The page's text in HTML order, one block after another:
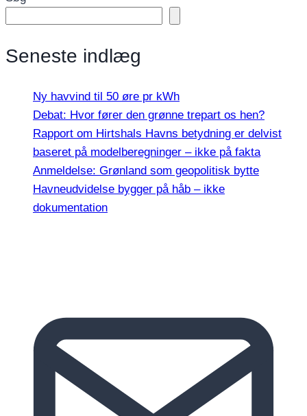
Seneste indlæg
Ny havvind til 50 øre pr kWh
Debat: Hvor fører den grønne trepart os hen?
Rapport om Hirtshals Havns betydning er delvist
baseret på modelberegninger – ikke på fakta
Anmeldelse: Grønland som geopolitisk bytte
Havneudvidelse bygger på håb – ikke
dokumentation